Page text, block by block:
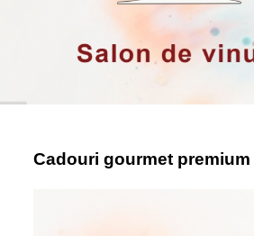
Cadouri gourmet premium